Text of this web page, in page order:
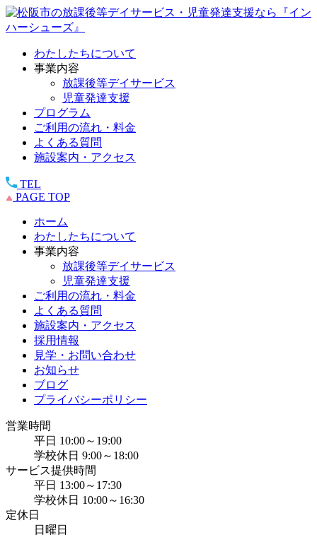
わたしたちについて
事業内容
放課後等デイサービス
児童発達支援
プログラム
ご利用の流れ・料金
よくある質問
施設案内・アクセス
TEL
PAGE TOP
ホーム
わたしたちについて
事業内容
放課後等デイサービス
児童発達支援
ご利用の流れ・料金
よくある質問
施設案内・アクセス
採用情報
見学・お問い合わせ
お知らせ
ブログ
プライバシーポリシー
営業時間
平日 10:00～19:00
学校休日 9:00～18:00
サービス提供時間
平日 13:00～17:30
学校休日 10:00～16:30
定休日
日曜日